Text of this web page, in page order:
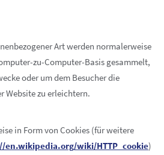
Art werden normalerweise
zu-Computer-Basis gesammelt,
oder um dem Besucher die
Website zu erleichtern.
in Form von Cookies (für weitere
en.wikipedia.org/wiki/HTTP_cookie)